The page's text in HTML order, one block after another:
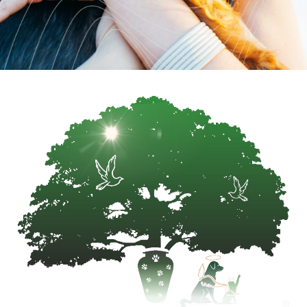
Pe măsură ce piața muncii evoluează, companiile sunt
nevoite să își adapteze politicile de concedii pentru a
răspunde nevoilor angajaților. Încurajarea utilizării
zilelor libere, flexibilizarea politicilor de concedii,
soluții necesare pentru menținerea unui echilibru
sănătos între muncă și viața personală. O echipă
odihnită este o echipă productivă, iar companiile care
înțeleg acest principiu vor avea un avantaj competitiv
pe termen lung.
Gestionarea concediilor și a absențelor poate deveni un
proces complex pentru manageri și echipele de HR, mai
ales în companiile cu modele de lucru hibride.
TIMEOFF.GURUoferă o soluție modernă și eficientă,
permițând planificarea concediilor în timp real,
reducerea timpului de aprobare și asigurarea unui flux
continuu al activității fără întreruperi neplanificate.